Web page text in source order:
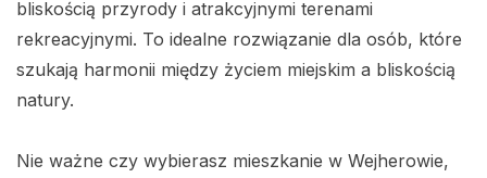
bliskością przyrody i atrakcyjnymi terenami
rekreacyjnymi. To idealne rozwiązanie dla osób, które
szukają harmonii między życiem miejskim a bliskością
natury.
Nie ważne czy wybierasz mieszkanie w Wejherowie,